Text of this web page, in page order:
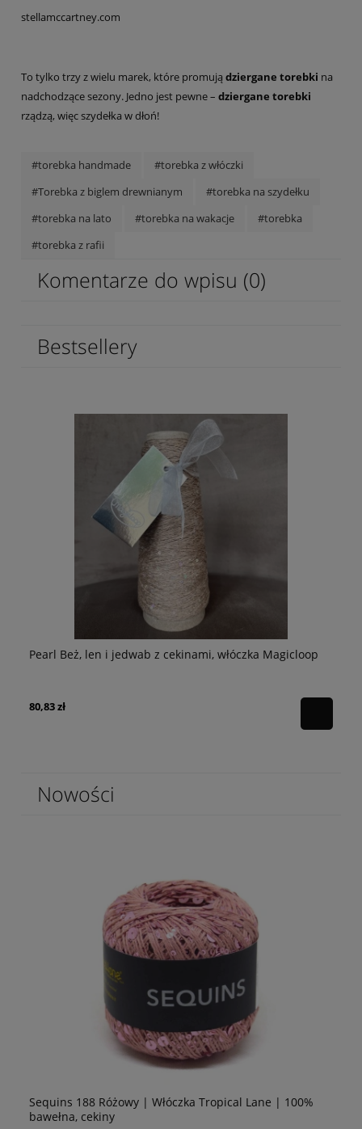
stellamccartney.com
To tylko trzy z wielu marek, które promują dziergane torebki na
nadchodzące sezony. Jedno jest pewne – dziergane torebki
rządzą, więc szydełka w dłoń!
#torebka handmade
#torebka z włóczki
#Torebka z biglem drewnianym
#torebka na szydełku
#torebka na lato
#torebka na wakacje
#torebka
#torebka z rafii
Komentarze do wpisu (0)
Bestsellery
Pearl Beż, len i jedwab z cekinami, włóczka Magicloop
80,83 zł
Nowości
Sequins 188 Różowy | Włóczka Tropical Lane | 100%
bawełna, cekiny